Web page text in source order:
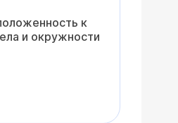
к
и окружности